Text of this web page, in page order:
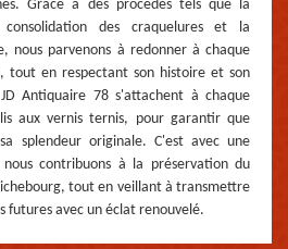
Grâce à des procédés tels que la
des craquelures et la
nous parvenons à redonner à chaque
tout en respectant son histoire et son
Antiquaire 78 s'attachent à chaque
aux vernis ternis, pour garantir que
splendeur originale. C'est avec une
nous contribuons à la préservation du
tout en veillant à transmettre
futures avec un éclat renouvelé.